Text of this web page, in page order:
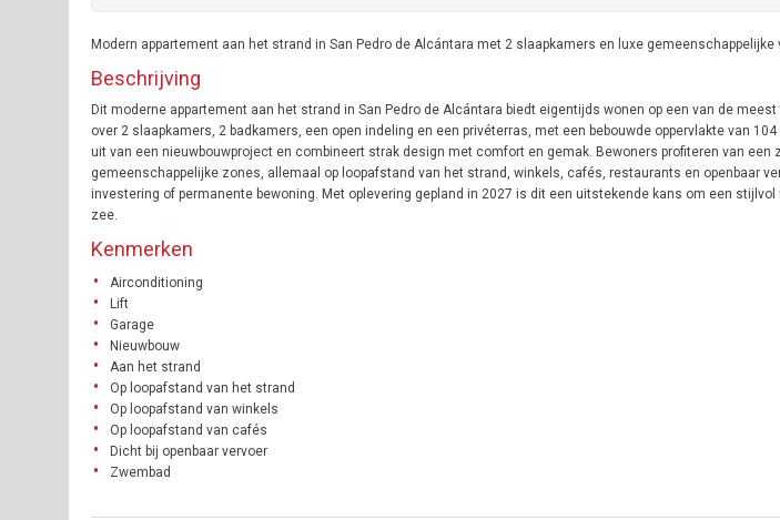
Modern appartement aan het strand in San Pedro de Alcántara met 2 slaapkamers en luxe gemeenschappelijke
Beschrijving
Dit moderne appartement aan het strand in San Pedro de Alcántara biedt eigentijds wonen op een van de
over 2 slaapkamers, 2 badkamers, een open indeling en een privéterras, met een bebouwde oppervlakte van
uit van een nieuwbouwproject en combineert strak design met comfort en gemak. Bewoners profiteren van
gemeenschappelijke zones, allemaal op loopafstand van het strand, winkels, cafés, restaurants en openbaar
investering of permanente bewoning. Met oplevering gepland in 2027 is dit een uitstekende kans om een
zee.
Kenmerken
Airconditioning
Lift
Garage
Nieuwbouw
Aan het strand
Op loopafstand van het strand
Op loopafstand van winkels
Op loopafstand van cafés
Dicht bij openbaar vervoer
Zwembad